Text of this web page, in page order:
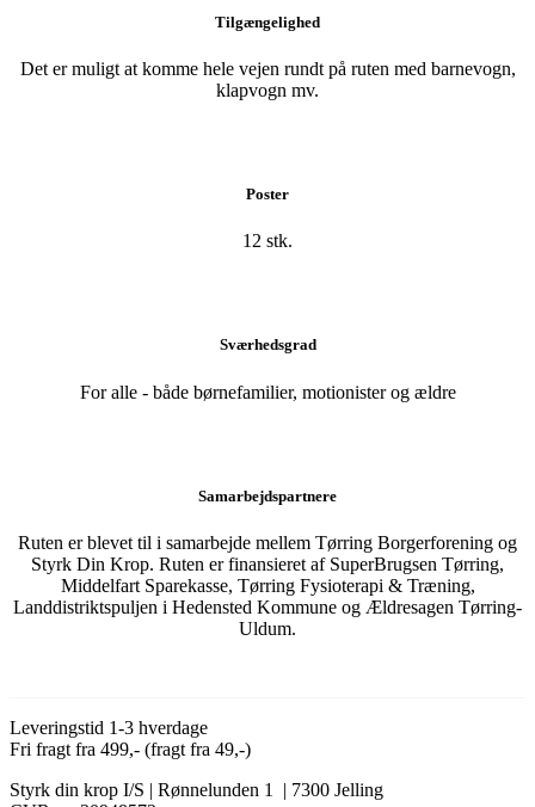
Tilgængelighed
Det er muligt at komme hele vejen rundt på ruten med barnevogn,
klapvogn mv.
Poster
12 stk.
Sværhedsgrad
For alle - både børnefamilier, motionister og ældre
Samarbejdspartnere
Ruten er blevet til i samarbejde mellem Tørring Borgerforening og
Styrk Din Krop. Ruten er finansieret af SuperBrugsen Tørring,
Middelfart Sparekasse, Tørring Fysioterapi & Træning,
Landdistriktspuljen i Hedensted Kommune og Ældresagen Tørring-
Uldum.
Leveringstid 1-3 hverdage
Fri fragt fra 499,- (fragt fra 49,-)
Styrk din krop I/S | Rønnelunden 1 | 7300 Jelling